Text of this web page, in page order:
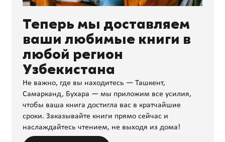
Теперь мы доставляем
ваши любимые книги в
любой регион
Узбекистана
Не важно, где вы находитесь — Ташкент,
Самарканд, Бухара — мы приложим все усилия,
чтобы ваша книга достигла вас в кратчайшие
сроки. Заказывайте книги прямо сейчас и
наслаждайтесь чтением, не выходя из дома!